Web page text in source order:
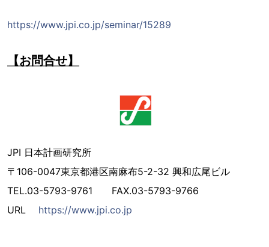
https://www.jpi.co.jp/seminar/15289
【お問合せ】
JPI 日本計画研究所
〒106-0047東京都港区南麻布5-2-32 興和広尾ビル
TEL.03-5793-9761 FAX.03-5793-9766
URL https://www.jpi.co.jp